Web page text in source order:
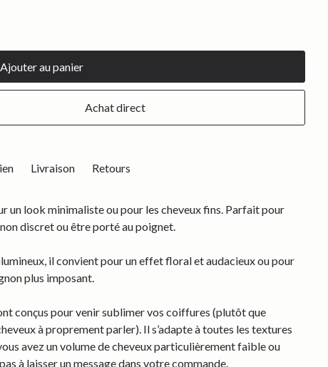
Achat direct
Livraison Retours
un look minimaliste ou pour les cheveux fins. Parfait pour
discret ou être porté au poignet.
il convient pour un effet floral et audacieux ou pour
plus imposant.
conçus pour venir sublimer vos coiffures (plutôt que
à proprement parler). Il s’adapte à toutes les textures
avez un volume de cheveux particulièrement faible ou
à laisser un message dans votre commande.